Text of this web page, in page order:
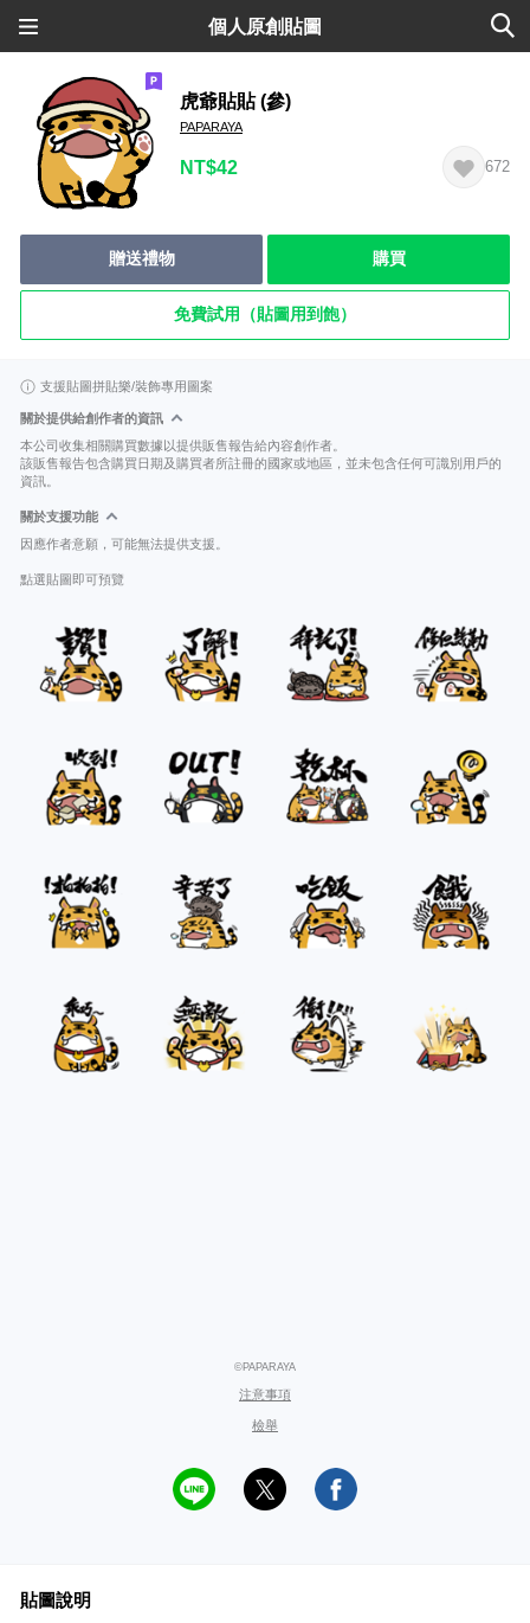
個人原創貼圖
虎爺貼貼 (參)
PAPARAYA
NT$42 672
贈送禮物 購買
免費試用（貼圖用到飽）
支援貼圖拼貼樂/裝飾專用圖案
關於提供給創作者的資訊
本公司收集相關購買數據以提供販售報告給內容創作者。
該販售報告包含購買日期及購買者所註冊的國家或地區，並未包含任何可識別用戶的
資訊。
關於支援功能
因應作者意願，可能無法提供支援。
點選貼圖即可預覽
©PAPARAYA
注意事項
檢舉
貼圖說明